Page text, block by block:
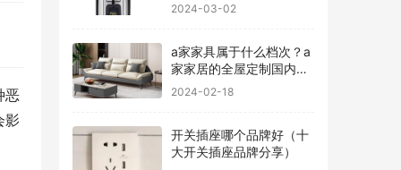
恶
影
2024-03-02
a家家具属于什么档次？a
家家居的全屋定制国内排
行
2024-02-18
开关插座哪个品牌好（十
大开关插座品牌分享）